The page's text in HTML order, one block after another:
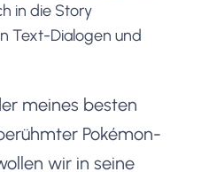
in die Story
Text-Dialogen und
meines besten
Pokémon-
wir in seine